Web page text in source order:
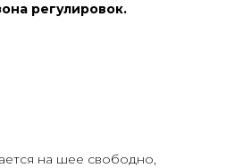
регулировок.
на шее свободно,